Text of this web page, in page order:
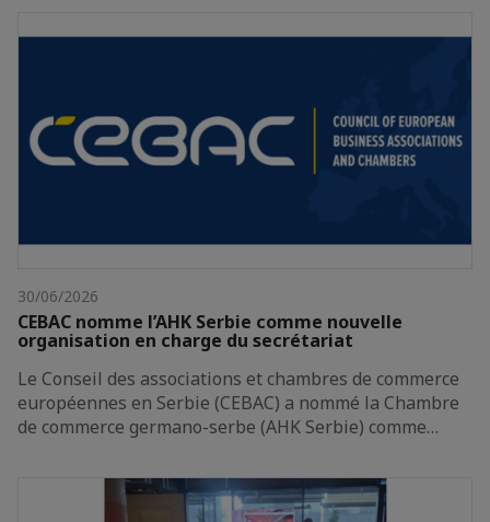
30/06/2026
CEBAC nomme l’AHK Serbie comme nouvelle
organisation en charge du secrétariat
Le Conseil des associations et chambres de commerce
européennes en Serbie (CEBAC) a nommé la Chambre
de commerce germano-serbe (AHK Serbie) comme…